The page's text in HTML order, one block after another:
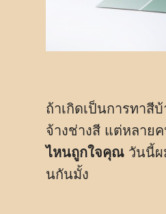
ถ้าเกิดเป็นการทาสี
จ้างช่างสี แต่หลาย
ไหนถูกใจคุณ วันนี้ผ
นกันมั้ง